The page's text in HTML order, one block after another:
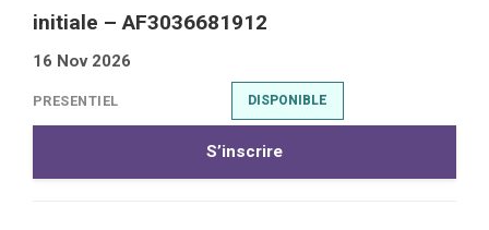
initiale – AF3036681912
16 Nov 2026
PRESENTIEL DISPONIBLE
S’inscrire